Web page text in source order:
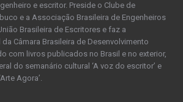
e escritor. Preside o Clube de
e a Associação Brasileira de Engenheiros
Brasileira de Escritores e faz a
Câmara Brasileira de Desenvolvimento
com livros publicados no Brasil e no exterior,
do semanário cultural ‘A voz do escritor’ e
Agora’.